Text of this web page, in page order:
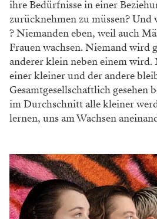
ihre Bedürfnisse in einer
zurücknehmen zu müssen? Und
? Niemanden eben, weil auch
Frauen wachsen. Niemand wird
anderer klein neben einem
einer kleiner und der andere
Gesamtgesellschaftlich gesehen
im Durchschnitt alle kleiner
lernen, uns am Wachsen